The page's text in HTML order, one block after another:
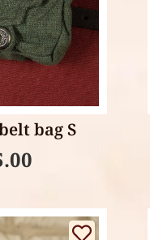
bag S